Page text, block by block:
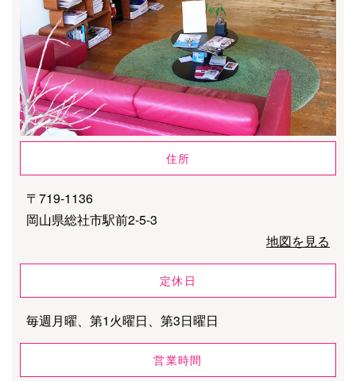
住所
〒719-1136
岡山県総社市駅前2-5-3
地図を見る
定休日
毎週月曜、第1火曜日、第3日曜日
営業時間